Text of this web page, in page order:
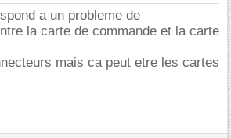
a un probleme de
la carte de commande et la carte
mais ca peut etre les cartes